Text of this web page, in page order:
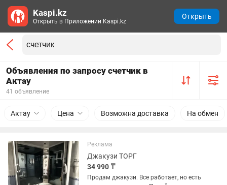
Объявления по запросу счетчик в
Актау
41 объявление
Актау Цена Возможна доставка На обмен
Реклама
Джакузи ТОРГ
34 990 ₸
Продам джакузи. Все работает, но есть
Kaspi.kz
Открыть в Приложении Kaspi.kz
Открыть